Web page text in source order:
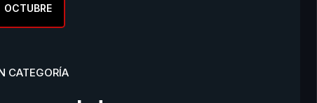
OCTUBRE
CATEGORÍA